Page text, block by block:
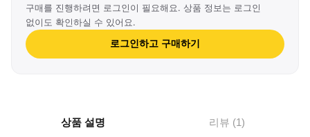
구매를 진행하려면 로그인이 필요해요. 상품 정보는 로그인
없이도 확인하실 수 있어요.
로그인하고 구매하기
상품 설명 리뷰 (1)